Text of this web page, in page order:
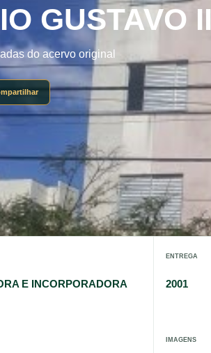
GUSTAVO II
do acervo original
E INCORPORADORA
ENTREGA
2001
IMAGENS